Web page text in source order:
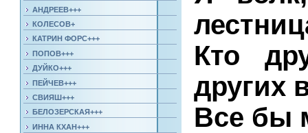
АНДРЕЕВ+++
КОЛЕСОВ+
КАТРИН ФОРС+++
ПОПОВ+++
ДУЙКО+++
ПЕЙЧЕВ+++
СВИЯШ+++
БЕЛОЗЕРСКАЯ+++
ИННА КХАН+++
Кто
других
Все бы